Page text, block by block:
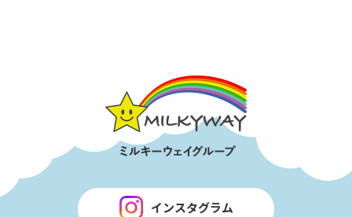
インスタグラム